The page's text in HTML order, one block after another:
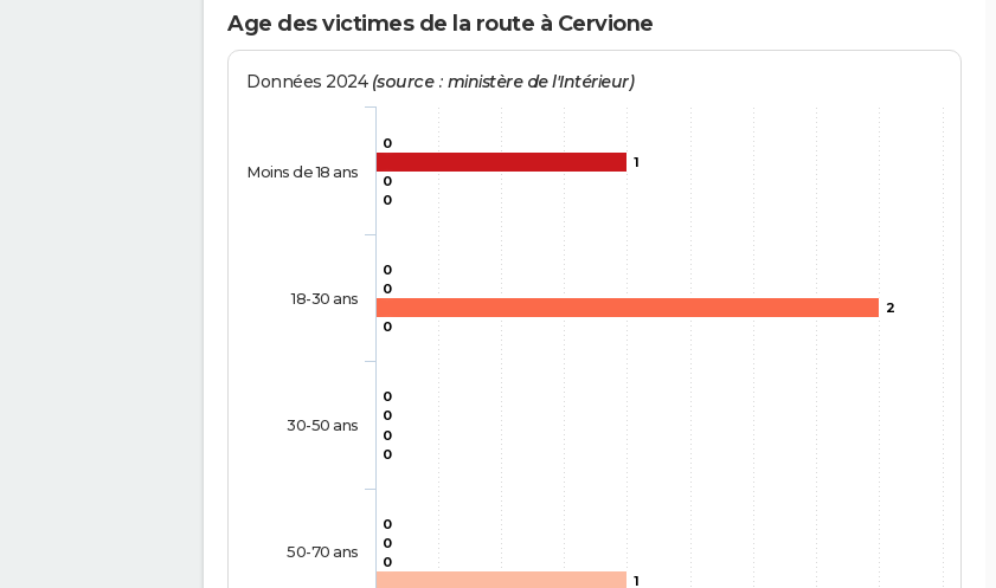
Age des victimes de la route à Cervione
Données 2024 (source : ministère de l'Intérieur)
0
0
0
0
1
0
0
0
0
2
0
0
0
0
0
1
Moins de 18 ans
18-30 ans
30-50 ans
50-70 ans